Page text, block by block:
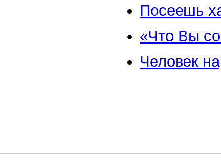
Посеешь
«Что Вы
Человек